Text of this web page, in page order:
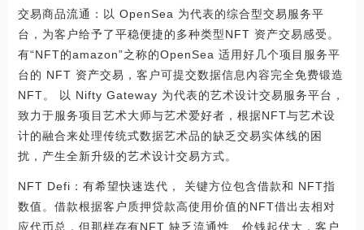
交易商品流通：以 OpenSea 为代表的综合型交易服务平
台，为客户给予了平稳便捷的多种类型NFT 资产交易感受。
有“NFT的amazon”之称的OpenSea 适用好几个项目服务平
台的 NFT 资产交易，客户可提交数据信息內容完全免费锻造
NFT。 以 Nifty Gateway 为代表的艺术设计交易服务平台，
致力于服务项目艺术大师与艺术爱好者，根据NFT与艺术设
计的融合来处理传统式数据艺术品的缺乏交易实体线的困
扰，产生全新升级的艺术设计交易方式。
NFT Defi：有希望快速迭代， 关键方位包含借款和 NFT指
数值。借款根据客户质押贷款高使用价值的NFT借出去相对
应代币总，但那样存有NFT 缺乏流通性、价钱起伏大，客户